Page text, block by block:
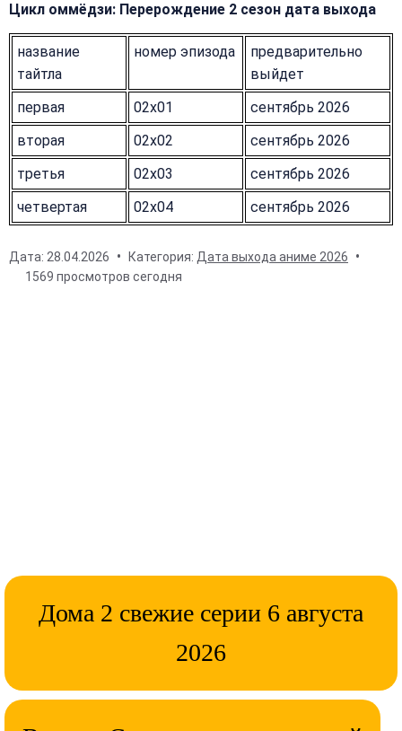
Цикл оммёдзи: Перерождение 2 сезон дата выхода
название
тайтла
номер эпизода
предварительно
выйдет
первая
02x01
сентябрь 2026
вторая
02x02
сентябрь 2026
третья
02x03
сентябрь 2026
четвертая
02x04 сентябрь 2026
Дата: 28.04.2026 Категория: Дата выхода аниме 2026
1569 просмотров сегодня
Дома 2 свежие серии 6 августа
2026